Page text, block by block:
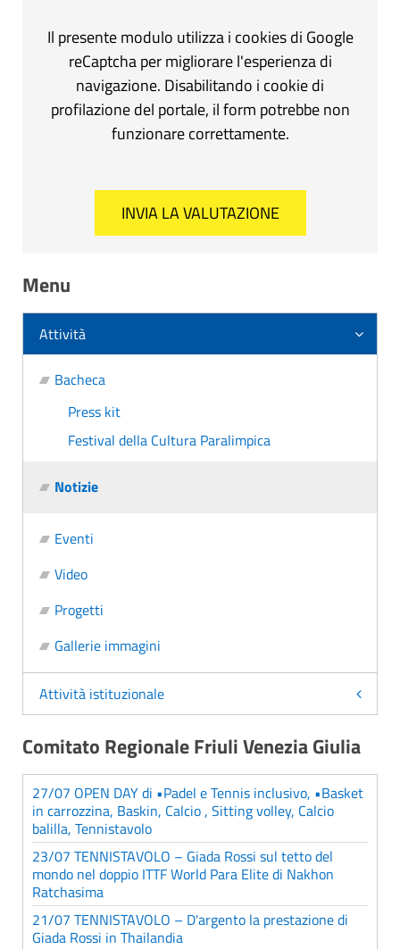
Il presente modulo utilizza i cookies di Google
reCaptcha per migliorare l'esperienza di
navigazione. Disabilitando i cookie di
profilazione del portale, il form potrebbe non
funzionare correttamente.
Menu
Attività
Bacheca
Press kit
Festival della Cultura Paralimpica
Notizie
Eventi
Video
Progetti
Gallerie immagini
Attività istituzionale
Comitato Regionale Friuli Venezia Giulia
27/07 OPEN DAY di •Padel e Tennis inclusivo, •Basket
in carrozzina, Baskin, Calcio , Sitting volley, Calcio
balilla, Tennistavolo
23/07 TENNISTAVOLO – Giada Rossi sul tetto del
mondo nel doppio ITTF World Para Elite di Nakhon
Ratchasima
21/07 TENNISTAVOLO – D'argento la prestazione di
Giada Rossi in Thailandia